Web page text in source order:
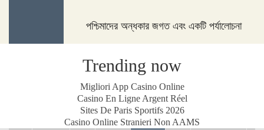
নীলফামারীতে ১৫০ জন নারীর মধ্যে সঞ্চয়ের চেক বিতরণ
পশ্চিমাদের অন্ধকার জগত এবং একটি পর্যালোচনা
Trending now
Migliori App Casino Online
Casino En Ligne Argent Réel
Sites De Paris Sportifs 2026
Casino Online Stranieri Non AAMS